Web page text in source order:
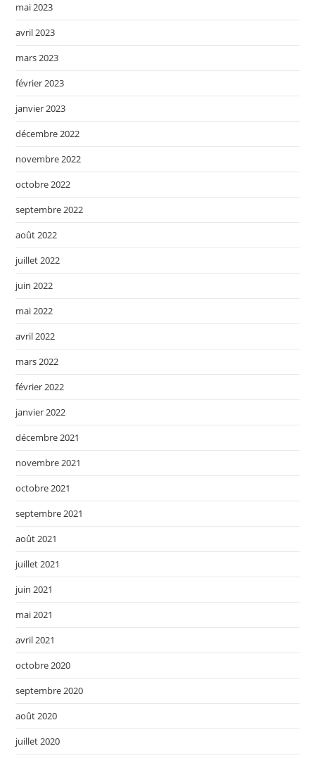
mai 2023
avril 2023
mars 2023
février 2023
janvier 2023
décembre 2022
novembre 2022
octobre 2022
septembre 2022
août 2022
juillet 2022
juin 2022
mai 2022
avril 2022
mars 2022
février 2022
janvier 2022
décembre 2021
novembre 2021
octobre 2021
septembre 2021
août 2021
juillet 2021
juin 2021
mai 2021
avril 2021
octobre 2020
septembre 2020
août 2020
juillet 2020